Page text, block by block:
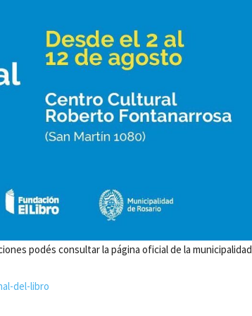
podés consultar la página oficial de la municipalidad
del-libro